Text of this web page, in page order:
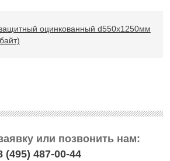
оцинкованный d550х1250мм
или позвонить нам:
(495) 487-00-44